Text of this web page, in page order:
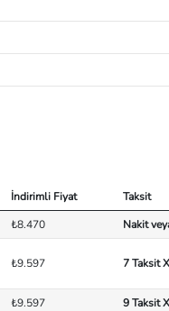
İndirimli Fiyat
Taksit
₺8.470 Nakit
₺9.597 7 Taksit X
₺9.597 9 Taksit X